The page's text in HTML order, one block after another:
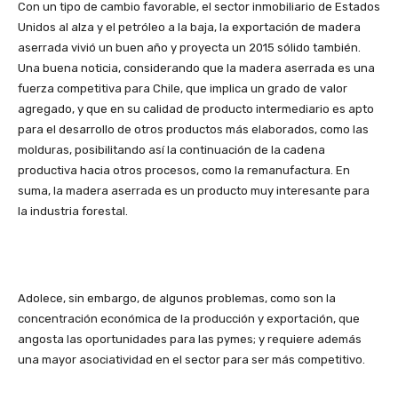
Con un tipo de cambio favorable, el sector inmobiliario de Estados
Unidos al alza y el petróleo a la baja, la exportación de madera
aserrada vivió un buen año y proyecta un 2015 sólido también.
Una buena noticia, considerando que la madera aserrada es una
fuerza competitiva para Chile, que implica un grado de valor
agregado, y que en su calidad de producto intermediario es apto
para el desarrollo de otros productos más elaborados, como las
molduras, posibilitando así la continuación de la cadena
productiva hacia otros procesos, como la remanufactura. En
suma, la madera aserrada es un producto muy interesante para
la industria forestal.
Adolece, sin embargo, de algunos problemas, como son la
concentración económica de la producción y exportación, que
angosta las oportunidades para las pymes; y requiere además
una mayor asociatividad en el sector para ser más competitivo.